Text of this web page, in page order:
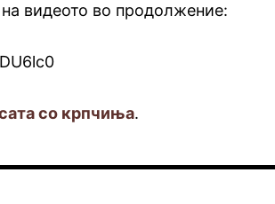
видеото во продолжение:
со крпчиња.